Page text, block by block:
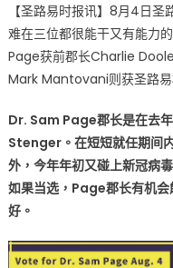
【圣路易时报讯】8月4日
难在三位都很能干又有能力
Page获前郡长Charlie
Mark Mantovani则获圣路易
Dr. Sam Page郡长是在去
Stenger。在短短就任期间
外，今年年初又碰上新冠病
如果当选，Page郡长有机
好。